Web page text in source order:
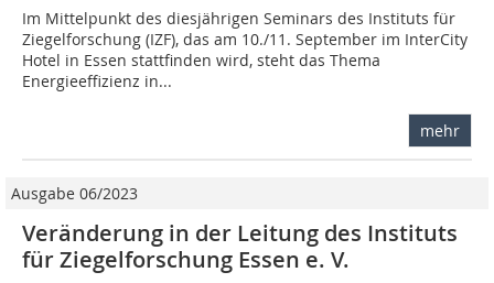
Im Mittelpunkt des diesjährigen Seminars des Instituts für
Ziegelforschung (IZF), das am 10./11. September im InterCity
Hotel in Essen stattfinden wird, steht das Thema
Energieeffizienz in...
mehr
Ausgabe 06/2023
Veränderung in der Leitung des Instituts
für Ziegelforschung Essen e. V.